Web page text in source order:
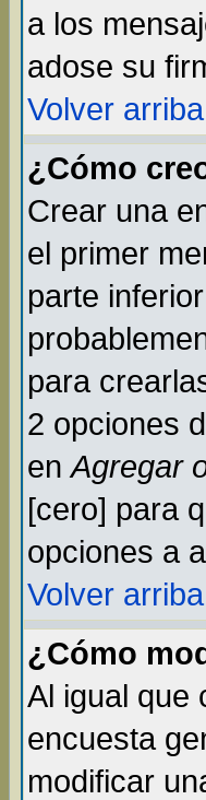
a los
adose su
Volver arriba
¿Cómo
Crear una
el primer
parte
para
2 opciones
enAgregar
[cero] para
opciones a
Volver arriba
¿Cómo
Al igual que
encuesta
modificar